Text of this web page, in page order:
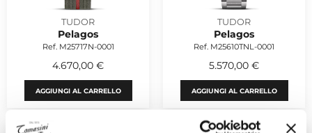
TUDOR
Pelagos
Ref. M25717N-0001
4.670,00 €
AGGIUNGI AL CARRELLO
TUDOR
Pelagos
Ref. M25610TNL-0001
5.570,00 €
AGGIUNGI AL CARRELLO